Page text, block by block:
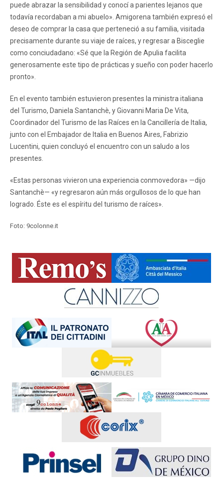
puede abrazar la sensibilidad y conocí a parientes lejanos que
todavía recordaban a mi abuelo». Amigorena también expresó el
deseo de comprar la casa que perteneció a su familia, visitada
precisamente durante su viaje de raíces, y regresar a Bisceglie
como conciudadano: «Sé que la Región de Apulia facilita
generosamente este tipo de prácticas y sueño con poder hacerlo
pronto».
En el evento también estuvieron presentes la ministra italiana
del Turismo, Daniela Santanchè, y Giovanni Maria De Vita,
Coordinador del Turismo de las Raíces en la Cancillería de Italia,
junto con el Embajador de Italia en Buenos Aires, Fabrizio
Lucentini, quien concluyó el encuentro con un saludo a los
presentes.
«Estas personas vivieron una experiencia conmovedora» —dijo
Santanchè— «y regresaron aún más orgullosos de lo que han
logrado. Éste es el espíritu del turismo de raíces».
Foto: 9colonne.it